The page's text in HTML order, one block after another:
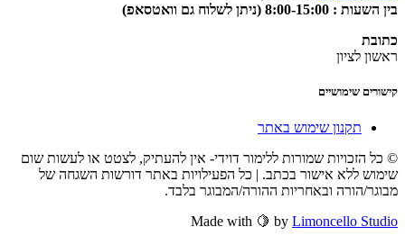
בין השעות : 8:00-15:00 (ניתן לשלוח גם וואטסאפ)
כתובת
ראשון לציון
קישורים שימושיים
תקנון שימוש באתר
© כל הזכויות שמורות ללימור דוידי- אין להעתיק, לצטט או לעשות שום
שימוש ללא אישור בכתב. | כל הפעילויות באתר דורשות השגחה של
מבוגר/הורה ובאחריות ההורה/המבוגר בלבד.
Made with 🍋 by Limoncello Studio